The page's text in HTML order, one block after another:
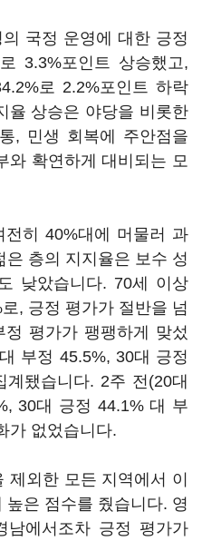
국정 운영에 대한 긍정
3.3%포인트 상승했고,
로 2.2%포인트 하락
율 상승은 야당을 비롯한
, 민생 회복에 주안점을
와 확연하게 대비되는 모
전히 40%대에 머물러 과
층의 지지율은 보수 성
낮았습니다. 70세 이상
, 긍정 평가가 절반을 넘
정 평가가 팽팽하게 맞섰
부정 45.5%, 30대 긍정
됐습니다. 2주 전(20대
30대 긍정 44.1% 대 부
가 없었습니다.
제외한 모든 지역에서 이
은 점수를 줬습니다. 영
남에서조차 긍정 평가가